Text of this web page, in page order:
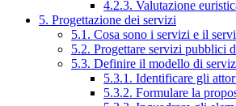
4.2.3. Valutazione
5. Progettazione dei servizi
5.1. Cosa sono i servizi e il
5.2. Progettare servizi pubblici
5.3. Definire il modello di
5.3.1. Identificare gli
5.3.2. Formulare la